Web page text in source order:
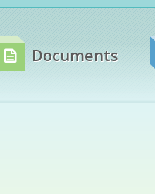
Documents